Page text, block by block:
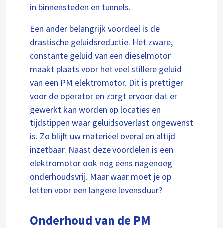
in binnensteden en tunnels.
Een ander belangrijk voordeel is de
drastische geluidsreductie. Het zware,
constante geluid van een dieselmotor
maakt plaats voor het veel stillere geluid
van een PM elektromotor. Dit is prettiger
voor de operator en zorgt ervoor dat er
gewerkt kan worden op locaties en
tijdstippen waar geluidsoverlast ongewenst
is. Zo blijft uw materieel overal en altijd
inzetbaar. Naast deze voordelen is een
elektromotor ook nog eens nagenoeg
onderhoudsvrij. Maar waar moet je op
letten voor een langere levensduur?
Onderhoud van de PM